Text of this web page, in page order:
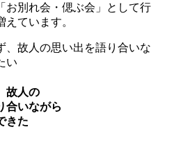
お別れ会・偲ぶ会」として行
えています。
故⼈の
合いながら
きた